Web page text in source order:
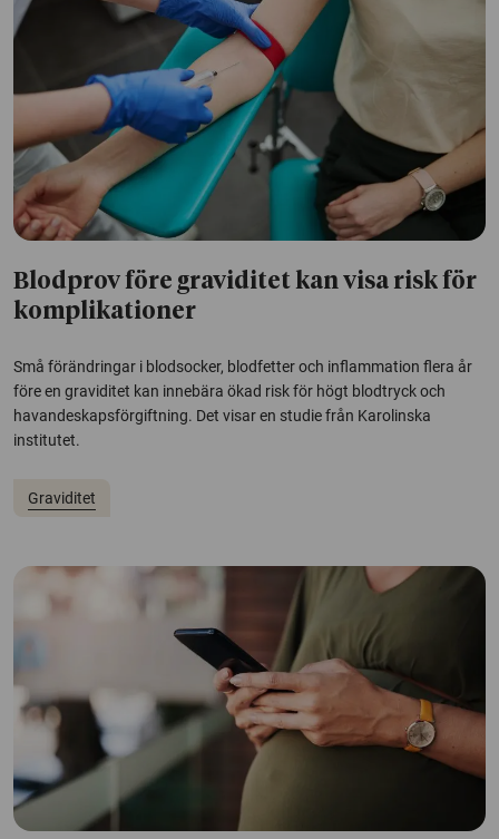
Blodprov före graviditet kan visa risk för
komplikationer
Små förändringar i blodsocker, blodfetter och inflammation flera år
före en graviditet kan innebära ökad risk för högt blodtryck och
havandeskapsförgiftning. Det visar en studie från Karolinska
institutet.
Graviditet